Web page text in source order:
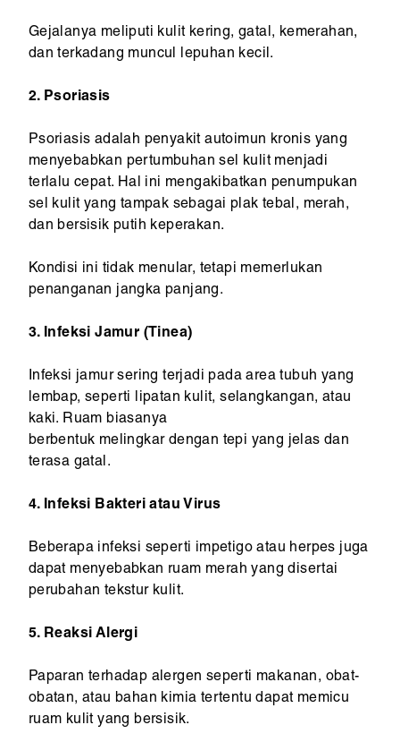
Gejalanya meliputi kulit kering, gatal, kemerahan,
dan terkadang muncul lepuhan kecil.
2. Psoriasis
Psoriasis adalah penyakit autoimun kronis yang
menyebabkan pertumbuhan sel kulit menjadi
terlalu cepat. Hal ini mengakibatkan penumpukan
sel kulit yang tampak sebagai plak tebal, merah,
dan bersisik putih keperakan.
Kondisi ini tidak menular, tetapi memerlukan
penanganan jangka panjang.
3. Infeksi Jamur (Tinea)
Infeksi jamur sering terjadi pada area tubuh yang
lembap, seperti lipatan kulit, selangkangan, atau
kaki. Ruam biasanya
berbentuk melingkar dengan tepi yang jelas dan
terasa gatal.
4. Infeksi Bakteri atau Virus
Beberapa infeksi seperti impetigo atau herpes juga
dapat menyebabkan ruam merah yang disertai
perubahan tekstur kulit.
5. Reaksi Alergi
Paparan terhadap alergen seperti makanan, obat-
obatan, atau bahan kimia tertentu dapat memicu
ruam kulit yang bersisik.